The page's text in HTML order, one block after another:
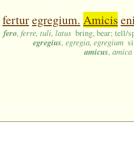
ferturegregium. Amicis
fero, ferre, tuli, latus bring, bear; tell/
egregius, egregia, egregium
amicus,